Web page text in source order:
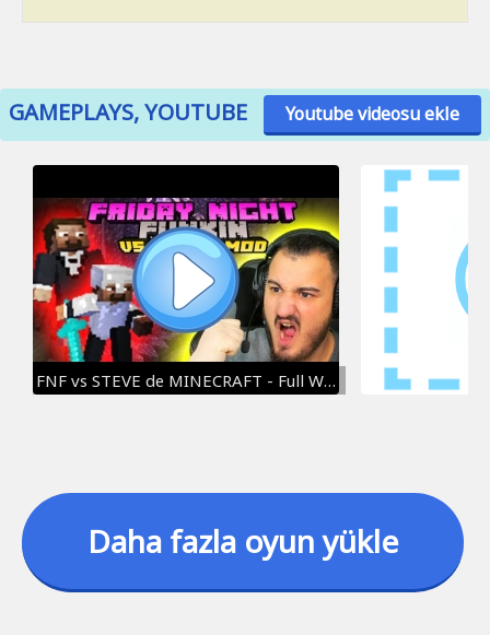
GAMEPLAYS, YOUTUBE Youtube videosu ekle
FNF vs STEVE de MINECRAFT - Full Week - Friday Night Funkin' ( FNF MOD ) - NaRuKuX I FR
Daha fazla oyun yükle